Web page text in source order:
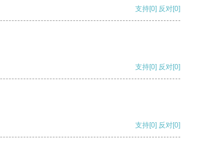
支持[0] 反对[0]
支持[0] 反对[0]
支持[0] 反对[0]